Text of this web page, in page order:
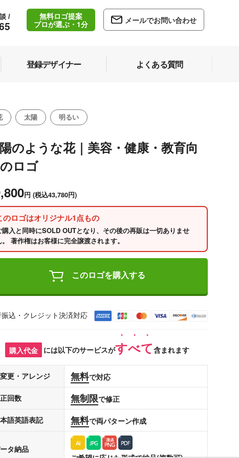
/
無料ロゴ提案
プロが選ぶ・1分
メールでお問い合わせ
登録デザイナー よくある質問
太陽 明るい
のような花｜美容・健康・教育向
ロゴ
円 (税込43,780円)
のロゴはオリジナル1点もの
購入と同時にSOLD OUTとなり、その後の再販は一切ありませ
。 著作権はお客様に完全譲渡されます。
このロゴを購入する
振込・クレジット決済対応
購入代金 には以下のサービスがすべて含まれます
更・アレンジ 無料で対応
回数 無制限で修正
語英語表記 無料で両パターン作成
タ納品